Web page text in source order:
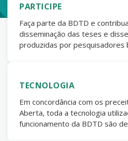
PARTICIPE
Faça parte da BDTD e
disseminação das teses e
produzidas por pesquisadores
TECNOLOGIA
Em concordância com os
Aberta, toda a tecnologia
funcionamento da BDTD são